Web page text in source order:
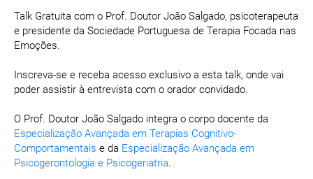
Talk Gratuita com o Prof. Doutor João Salgado, psicoterapeuta
e presidente da Sociedade Portuguesa de Terapia Focada nas
Emoções.
Inscreva-se e receba acesso exclusivo a esta talk, onde vai
poder assistir à entrevista com o orador convidado.
O Prof. Doutor João Salgado integra o corpo docente da
Especialização Avançada em Terapias Cognitivo-
Comportamentais e da Especialização Avançada em
Psicogerontologia e Psicogeriatria.